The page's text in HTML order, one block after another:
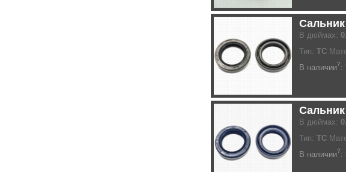
Сальник
В дюймах:
Тип: TC
В наличии?:
Сальник
В дюймах:
Тип: TC
В наличии?: